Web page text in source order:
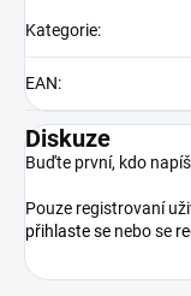
Kategorie:
EAN:
Diskuze
Buďte první, kdo
Pouze registrovaní
přihlaste se nebo se